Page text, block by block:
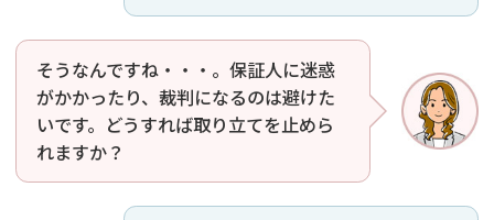
そうなんですね・・・。保証人に迷惑
がかかったり、裁判になるのは避けた
いです。どうすれば取り立てを止めら
れますか？